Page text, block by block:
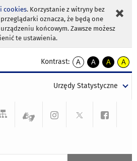
cookies. Korzystanie z witryny bez
oznacza, że będą one
końcowym. Zawsze możesz
te ustawienia.
Kontrast:
A
kontrast
A
kontrast
tekst
czarnym
A
kontrast
tekst
czarnym
A
tekst
żółtym
Urzędy Statystyczne